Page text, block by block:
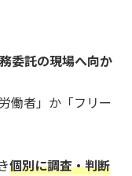
委託の現場へ向か
働者」か「フリー
個別に調査・判断